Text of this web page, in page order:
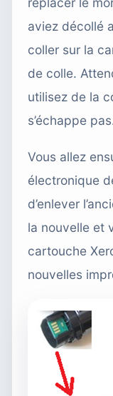
aviez décollé
coller sur la
de colle.
utilisez de la
s’échappe
Vous allez
électronique
d’enlever
la nouvelle et
cartouche
nouvelles